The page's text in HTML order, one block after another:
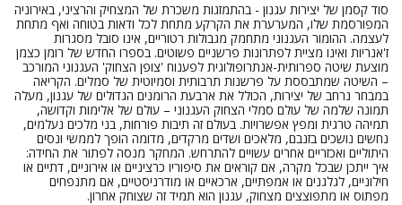
סוד קסמן של יצירות עגנון - בהתמזגות משכרת של המצחיק והרציני, באירוניה
המפורסמת שלו, המערערת את הקרקע מתחת לכל ודאות בטוחה ואף מתחת
לעצמה. ההומור העגנוני מתחמק מגבולות רטוריים, אינו סובל מסגרות
ז'אנריות ואינו מציית לפתרונות פרשניים פשוטים. בספרו החדש של רומן כצמן
מוצעת שיטה ספרותית-אנתרופולוגית לפענוח 'צופן הצחוק' העגנוני המורכב
– השיטה שמתבססת על פרשנות תרבותית וסמיוטית של סמלים. הקריאה
במבחר נרחב של יצירות, הכולל את ארבעת הרומנים הגדולים של עגנון, מעלה
תמונה שלמה של עולם סמלי הצחוק העגנוני – עולם של אלימות וקדושה,
תמיהה טרגית ומפץ אפשרויות. בעולם זה תיבות פורחות, בני מלכים נעלמים,
נחשים נושכים בזנבם, מלאכים ושדים מרקדים, מדומה הופך לממשי ונסים
היתוליים ואכזריים אחרים עשויים להתרחש. המחקר מנסה לפתור את החידה:
איך ייתכן שבכל מקרה, אם קוראים את סיפוריו כרציניים או אירוניים, דתיים או
חילוניים, לגלגנים או אמפתיים, ארכאיים או מודרניסטיים, אם מתנפחים
מפתוס או מתפוצצים מצחוק, עגנון הוא תמיד זה שצוחק אחרון.